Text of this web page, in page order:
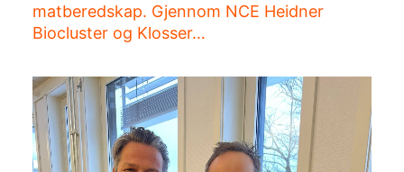
matberedskap. Gjennom NCE Heidner
Biocluster og Klosser…